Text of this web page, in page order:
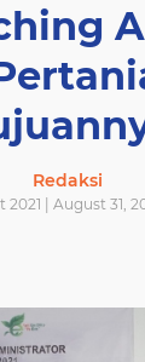
Redaksi
2021 | August 31,